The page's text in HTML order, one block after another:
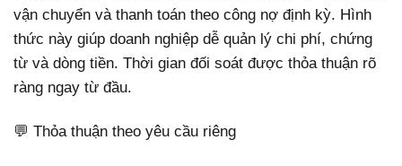
vận chuyển và thanh toán theo công nợ định kỳ. Hình
thức này giúp doanh nghiệp dễ quản lý chi phí, chứng
từ và dòng tiền. Thời gian đối soát được thỏa thuận rõ
ràng ngay từ đầu.
💬 Thỏa thuận theo yêu cầu riêng